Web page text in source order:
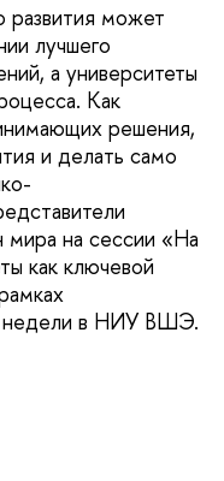
развития может
лучшего
а университеты
Как
решения,
и делать само
мира на сессии «На
как ключевой
недели в НИУ ВШЭ.